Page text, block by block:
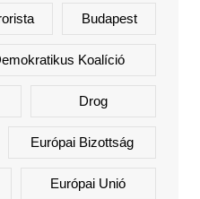
Budapest
Koalíció
Drog
Európai Bizottság
Európai Unió